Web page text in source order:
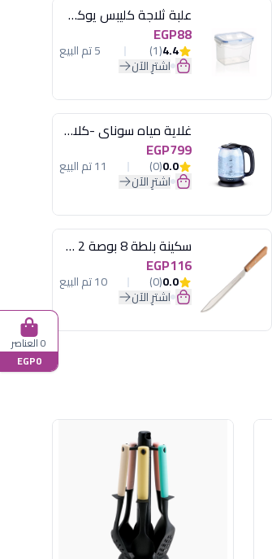
علبة ثلاجة كليبس يوكسان
EGP88
4.4
(1) 5 تم البيع
اشترِ الآن
غلاية مياه سوناي -كلاسيك 2200 وات، 1.7 لتر زجاج اضائة ليد - MAR-3752
EGP799
0.0
(0) 11 تم البيع
اشترِ الآن
سكينة بلطة 8 بوصة 2 مسمار
EGP116
0.0
(0) 10 تم البيع
اشترِ الآن
0 العناصر
EGP0